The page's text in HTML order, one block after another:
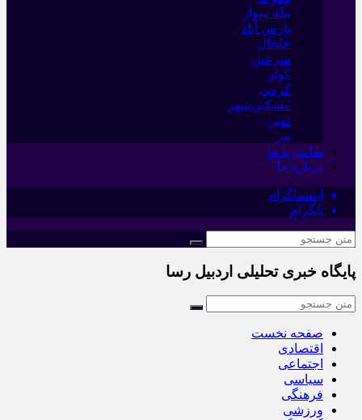
بیله سوار
پارس آباد
خلخال
سرعین
کوثر
گرمی
مشکین‌شهر
نمین
نیر
تماس با ما
درباره ما
اینستاگرام
تلگرام
پایگاه خبری تحلیلی اردبیل رسا
صفحه نخست
اقتصادی
اجتماعی
سیاسی
فرهنگی
ورزشی